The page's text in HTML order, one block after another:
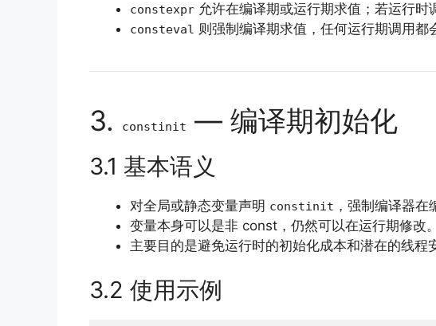
constexpr 允许在编译期或运行期求值；若运行时
consteval 则强制编译期求值，任何运行期调用都
3. constinit — 编译期初始化
3.1 基本语义
对全局或静态变量声明 constinit ，强制编译器在
变量本身可以是非 const，仍然可以在运行期修改。
主要目的是避免运行时的初始化成本和潜在的线程
3.2 使用示例